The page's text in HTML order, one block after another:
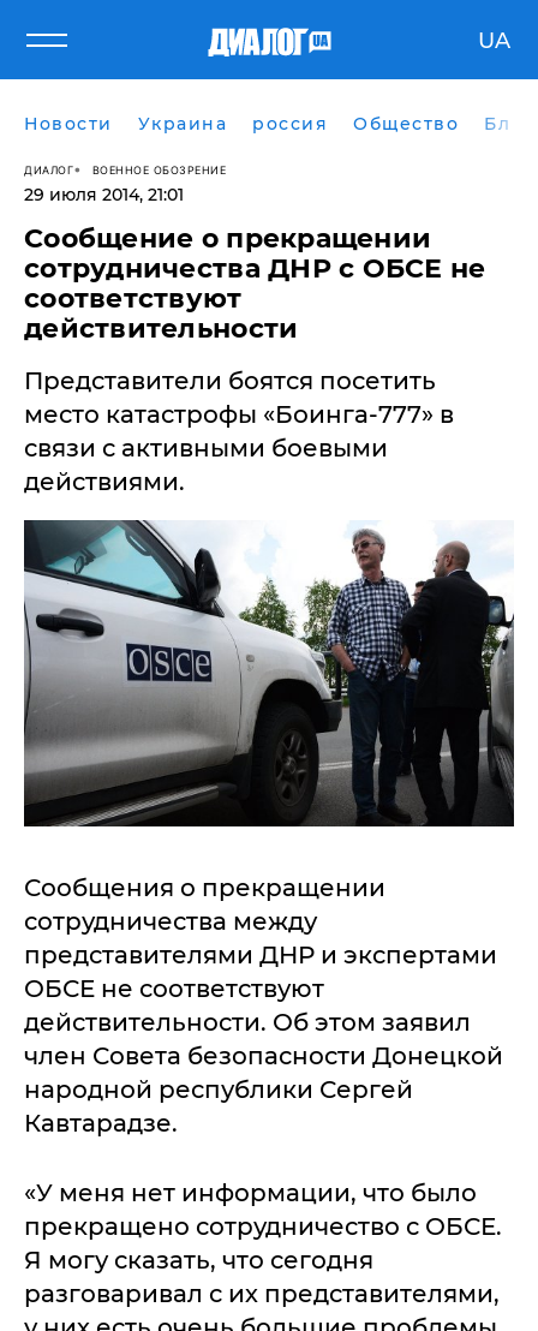
UA
Новости Украина россия Общество
ДИАЛОГ ВОЕННОЕ ОБОЗРЕНИЕ
29 июля 2014, 21:01
Сообщение о прекращении
сотрудничества ДНР с ОБСЕ не
соответствуют
действительности
Представители боятся посетить
место катастрофы «Боинга-777» в
связи с активными боевыми
действиями.
Сообщения о прекращении
сотрудничества между
представителями ДНР и экспертами
ОБСЕ не соответствуют
действительности. Об этом заявил
член Совета безопасности Донецкой
народной республики Сергей
Кавтарадзе.
«У меня нет информации, что было
прекращено сотрудничество с ОБСЕ.
Я могу сказать, что сегодня
разговаривал с их представителями,